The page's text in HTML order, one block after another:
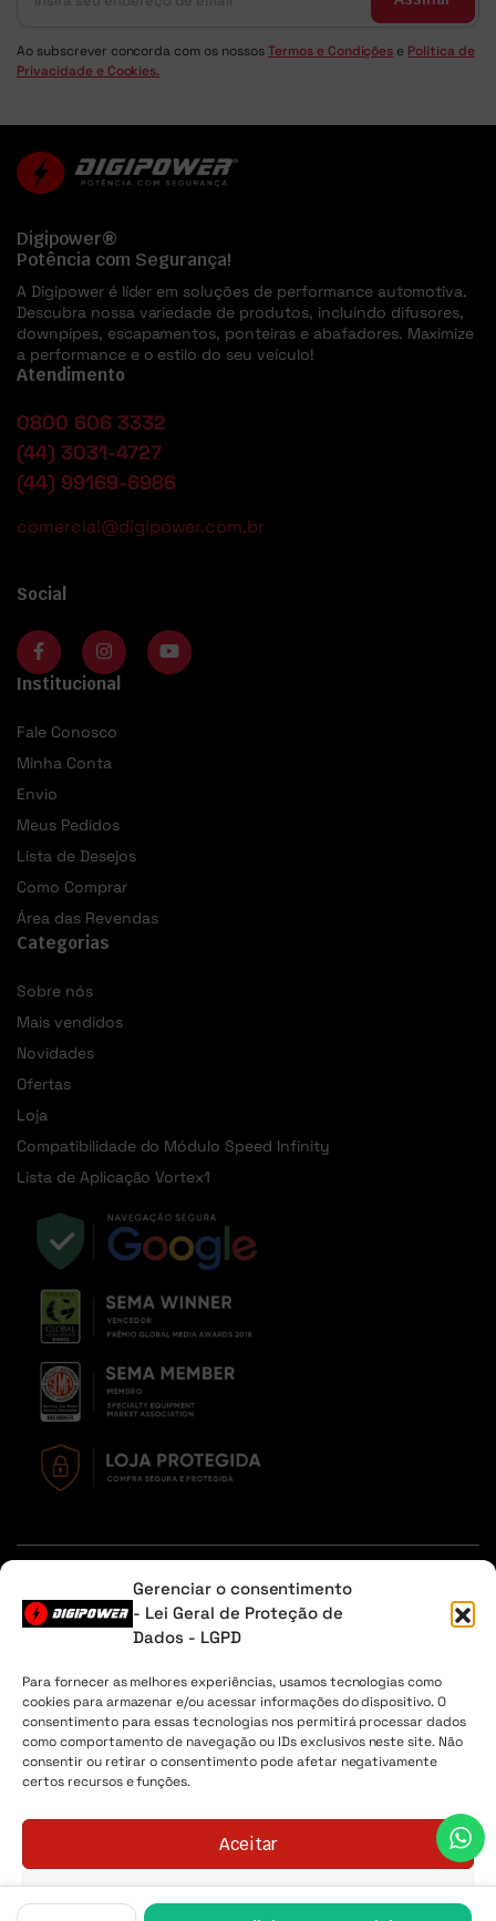
Gerenciar o consentimento
- Lei Geral de Proteção de
Dados - LGPD
Para fornecer as melhores experiências, usamos tecnologias como
cookies para armazenar e/ou acessar informações do dispositivo. O
consentimento para essas tecnologias nos permitirá processar dados
como comportamento de navegação ou IDs exclusivos neste site. Não
consentir ou retirar o consentimento pode afetar negativamente
certos recursos e funções.
Aceitar
Negar
Ao subscrever concorda com os nossosTermos e Condições e Política de
Privacidade e Cookies.
Digipower®
Potência com Segurança!
A Digipower é líder em soluções de performance automotiva.
Descubra nossa variedade de produtos, incluindo difusores,
downpipes, escapamentos, ponteiras e abafadores. Maximize
a performance e o estilo do seu veículo!
Atendimento
0800 606 3332
(44) 3031-4727
(44) 99169-6986
comercial@digipower.com.br
Social
Institucional
Fale Conosco
Minha Conta
Envio
Meus Pedidos
Lista de Desejos
Como Comprar
Área das Revendas
Categorias
Sobre nós
Mais vendidos
Novidades
Ofertas
Loja
Compatibilidade do Módulo Speed Infinity
Lista de Aplicação Vortex1
ou na aba contato.
Sobre Nós Minha Conta Envio Lista de desejos
Digipower® - 2026 Todos os direitos reservados. CNPJ
04.225.147/0001-30